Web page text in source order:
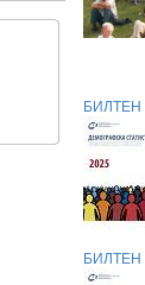
БИЛТЕН
БИЛТЕН